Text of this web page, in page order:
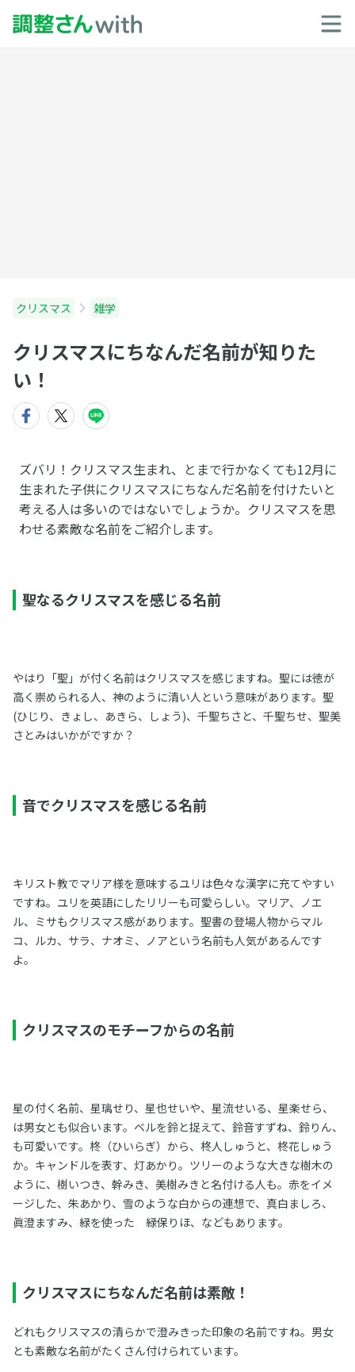
クリスマス 雑学
クリスマスにちなんだ名前が知りた
い！
ズバリ！クリスマス生まれ、とまで行かなくても12月に
生まれた子供にクリスマスにちなんだ名前を付けたいと
考える人は多いのではないでしょうか。クリスマスを思
わせる素敵な名前をご紹介します。
聖なるクリスマスを感じる名前
やはり「聖」が付く名前はクリスマスを感じますね。聖には徳が
高く崇められる人、神のように清い人という意味があります。聖
(ひじり、きょし、あきら、しょう)、千聖ちさと、千聖ちせ、聖美
さとみはいかがですか？
音でクリスマスを感じる名前
キリスト教でマリア様を意味するユリは色々な漢字に充てやすい
ですね。ユリを英語にしたリリーも可愛らしい。マリア、ノエ
ル、ミサもクリスマス感があります。聖書の登場人物からマル
コ、ルカ、サラ、ナオミ、ノアという名前も人気があるんです
よ。
クリスマスのモチーフからの名前
星の付く名前、星璃せり、星也せいや、星流せいる、星楽せら、
は男女とも似合います。ベルを鈴と捉えて、鈴音すずね、鈴りん、
も可愛いです。柊（ひいらぎ）から、柊人しゅうと、柊花しゅう
か。キャンドルを表す、灯あかり。ツリーのような大きな樹木の
ように、樹いつき、幹みき、美樹みきと名付ける人も。赤をイメ
ージした、朱あかり、雪のような白からの連想で、真白ましろ、
眞澄ますみ、緑を使った 緑保りほ、などもあります。
クリスマスにちなんだ名前は素敵！
どれもクリスマスの清らかで澄みきった印象の名前ですね。男女
とも素敵な名前がたくさん付けられています。